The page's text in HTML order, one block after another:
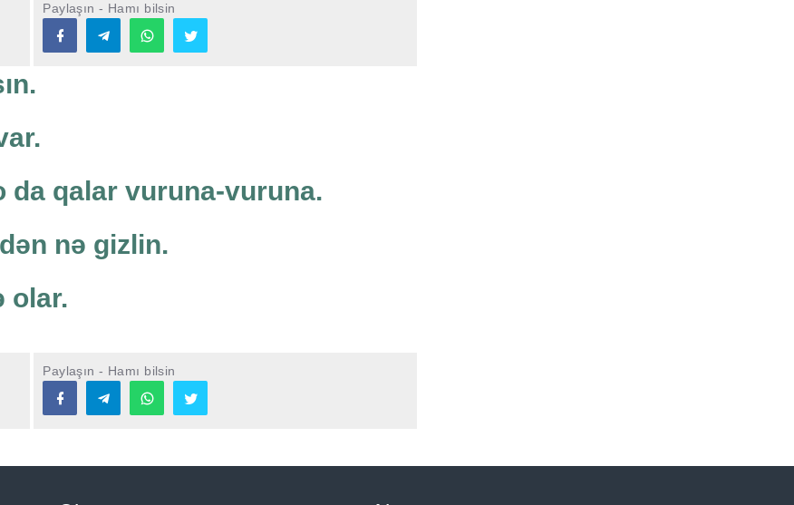
Paylaşın - Hamı bilsin
da qalar vuruna-vuruna.
nə gizlin.
olar.
Paylaşın - Hamı bilsin